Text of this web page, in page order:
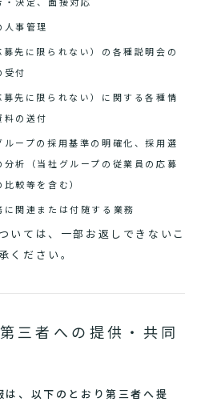
人事管理
募先に限られない）の各種説明会の
受付
募先に限られない）に関する各種情
料の送付
ループの採用基準の明確化、採用選
析（当社グループの従業員の応募
較等を含む）
に関連または付随する業務
いては、一部お返しできないこ
ください。
三者への提供・共同
、以下のとおり第三者へ提